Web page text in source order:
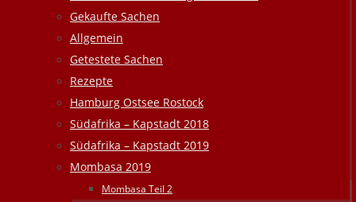
Gekaufte Sachen
Allgemein
Getestete Sachen
Rezepte
Hamburg Ostsee Rostock
Südafrika – Kapstadt 2018
Südafrika – Kapstadt 2019
Mombasa 2019
Mombasa Teil 2